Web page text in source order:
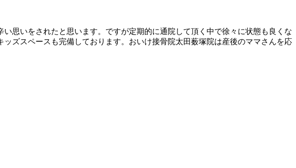
思いをされたと思います。ですが定期的に通院して頂く中で徐々に状態も良くな
ズスペースも完備しております。おいけ接骨院太田薮塚院は産後のママさんを応